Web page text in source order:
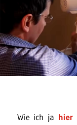
Wie ich ja hier